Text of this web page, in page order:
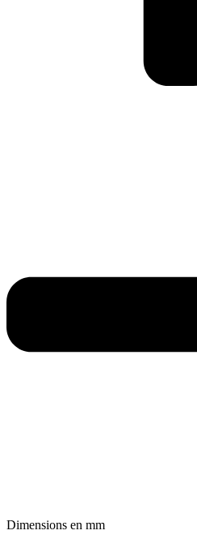
Dimensions en mm